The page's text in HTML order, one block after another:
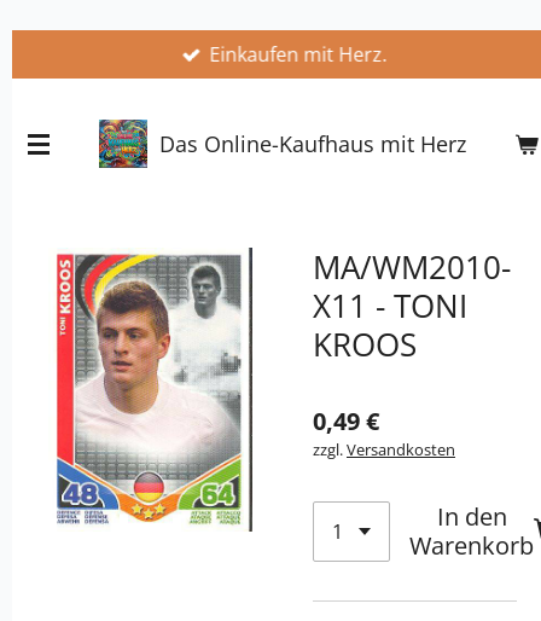
springen
Einkaufen mit Herz.
Das Online-Kaufhaus mit Herz
MA/WM2010-
X11 - TONI
KROOS
0,49 €
zzgl.Versandkosten
In den
Warenkorb